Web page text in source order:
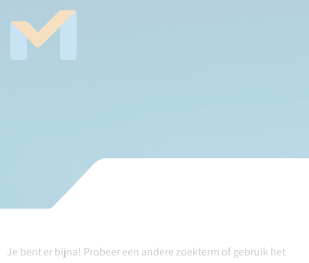
Je bent er bijna! Probeer een andere zoekterm of gebruik het